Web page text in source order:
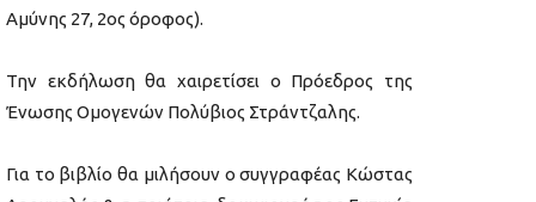
Αμύνης 27, 2ος όροφος).
Την εκδήλωση θα χαιρετίσει ο Πρόεδρος της
Ένωσης Ομογενών Πολύβιος Στράντζαλης.
Για το βιβλίο θα μιλήσουν ο συγγραφέας Κώστας